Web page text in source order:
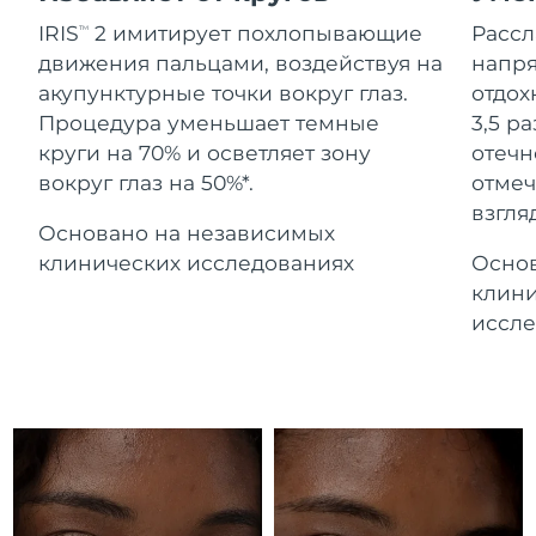
IRISTM
2 имитирует похлопывающие
движения пальцами, воздействуя на
акупунктурные точки вокруг глаз.
Процедура уменьшает темные
круги на 70% и осветляет зону
вокруг глаз на 50%*.
Основано на независимых
клинических исследованиях
3,5
For healthy hair
Косметика Для мужчин
Купить
Гибралтар
8/14/26
Греция
Ожидаемая дата доставки
8/10/26
Гонконг (САР)
Ожидаемая дата доставки
8/11/26
Венгрия
Ожидаемая дата доставки
8/10/26
Ожидаемая дата доставки
8/11/26
Ирландия
Ожидаемая дата доставки
о-в Мэн
Ожидаемая дата доставки